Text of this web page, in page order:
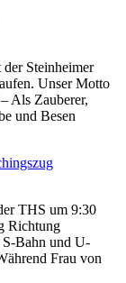
Steinheimer
Unser Motto
Als Zauberer,
und Besen
THS um 9:30
Richtung
Bahn und U-
Frau von